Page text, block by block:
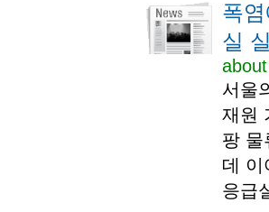
폭
실
서울
재원
팡 물
데 이
응급